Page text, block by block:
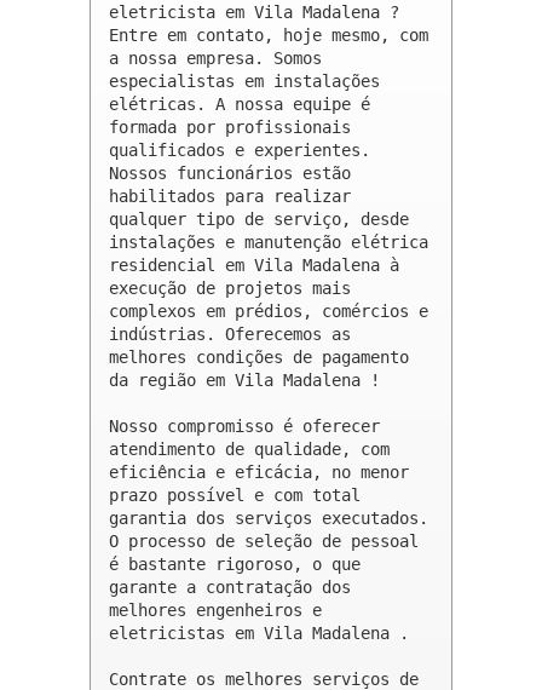
eletricista em Vila Madalena ?
Entre em contato, hoje mesmo, com
a nossa empresa. Somos
especialistas em instalações
elétricas. A nossa equipe é
formada por profissionais
qualificados e experientes.
Nossos funcionários estão
habilitados para realizar
qualquer tipo de serviço, desde
instalações e manutenção elétrica
residencial em Vila Madalena à
execução de projetos mais
complexos em prédios, comércios e
indústrias. Oferecemos as
melhores condições de pagamento
da região em Vila Madalena !
Nosso compromisso é oferecer
atendimento de qualidade, com
eficiência e eficácia, no menor
prazo possível e com total
garantia dos serviços executados.
O processo de seleção de pessoal
é bastante rigoroso, o que
garante a contratação dos
melhores engenheiros e
eletricistas em Vila Madalena .
Contrate os melhores serviços de